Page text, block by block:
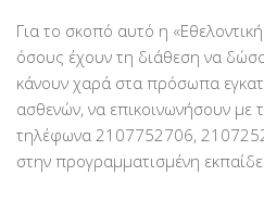
Ανακοινώσεις
Αρχείο Ανακοινώσεων
Υποστηρικτές
Δωρητές
Χορηγοί
Για το σκοπό αυτό η
όσους έχουν τη διάθεση να
κάνουν χαρά στα πρόσωπα
ασθενών, να επικοινωνήσουν με
τηλέφωνα 2107752706,
στην προγραμματισμένη